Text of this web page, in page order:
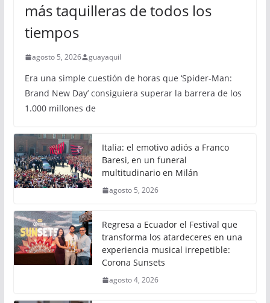
más taquilleras de todos los
tiempos
agosto 5, 2026 guayaquil
Era una simple cuestión de horas que ‘Spider-Man:
Brand New Day’ consiguiera superar la barrera de los
1.000 millones de
Italia: el emotivo adiós a Franco
Baresi, en un funeral
multitudinario en Milán
agosto 5, 2026
Regresa a Ecuador el Festival que
transforma los atardeceres en una
experiencia musical irrepetible:
Corona Sunsets
agosto 4, 2026